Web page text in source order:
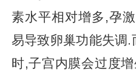
素水平相对增多,孕
易导致卵巢功能失调
时,子宫内膜会过度